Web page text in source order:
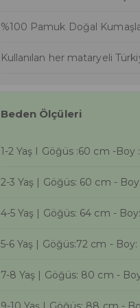
%100 Pamuk Doğal
Kullanılan her mataryeli
Beden Ölçüleri
1-2 Yaş I Göğüs :60 cm -Boy
2-3 Yaş | Göğüs: 60 cm -
4-5 Yaş | Göğüs: 64 cm -
5-6 Yaş | Göğüs:72 cm -
7-8 Yaş | Göğüs: 80 cm -